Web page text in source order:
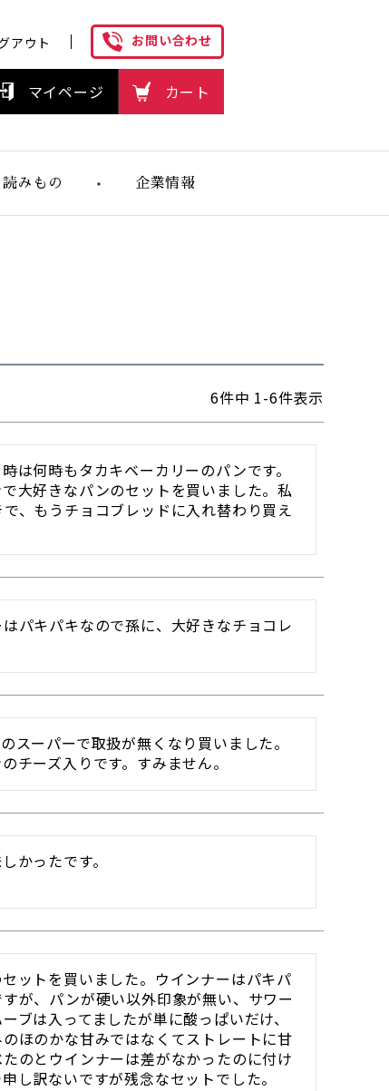
アウト お問い合わせ
マイページ カート
読みもの 企業情報
6件中 1-6件表示
は何時もタカキベーカリーのパンです。
大好きなパンのセットを買いました。私
、もうチョコブレッドに入れ替わり買え
パキパキなので孫に、大好きなチョコレ
スーパーで取扱が無くなり買いました。
チーズ入りです。すみません。
かったです。
ットを買いました。ウインナーはパキパ
が、パンが硬い以外印象が無い、サワー
ブは入ってましたが単に酸っぱいだけ、
ほのかな甘みではなくてストレートに甘
のとウインナーは差がなかったのに付け
し訳ないですが残念なセットでした。